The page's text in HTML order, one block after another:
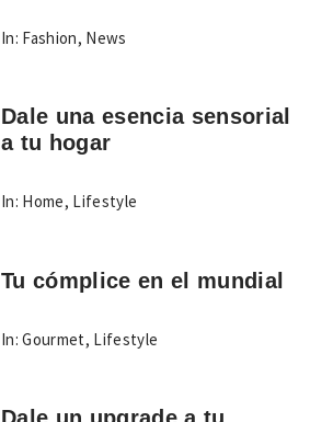
In: Fashion, News
Dale una esencia sensorial
a tu hogar
In: Home, Lifestyle
Tu cómplice en el mundial
In: Gourmet, Lifestyle